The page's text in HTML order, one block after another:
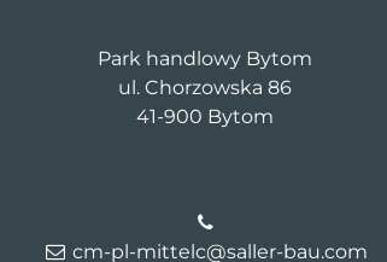
Park handlowy Bytom
ul. Chorzowska 86
41-900 Bytom
cm-pl-mittelc@saller-bau.com